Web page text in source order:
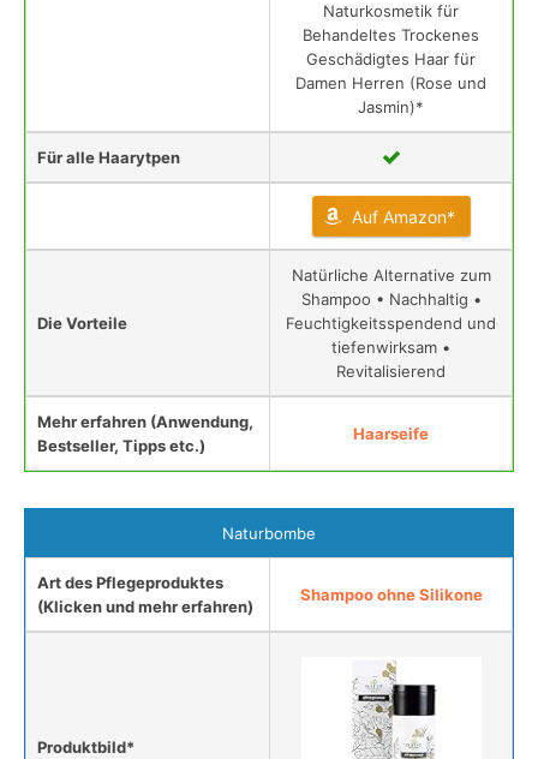
Naturkosmetik für
Behandeltes Trockenes
Geschädigtes Haar für
Damen Herren (Rose und
Jasmin)*
Für alle Haarytpen
Auf Amazon*
Die Vorteile
Natürliche Alternative zum
Shampoo • Nachhaltig •
Feuchtigkeitsspendend und
tiefenwirksam •
Revitalisierend
Mehr erfahren (Anwendung,
Bestseller, Tipps etc.)
Haarseife
Naturbombe
Art des Pflegeproduktes
(Klicken und mehr erfahren)
Shampoo ohne Silikone
Produktbild*